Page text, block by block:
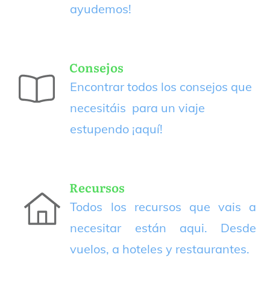
ayudemos!
Consejos
Encontrar todos los consejos que
necesitáis para un viaje
estupendo ¡aquí!
Recursos
Todos los recursos que vais a
necesitar están aqui. Desde
vuelos, a hoteles y restaurantes.